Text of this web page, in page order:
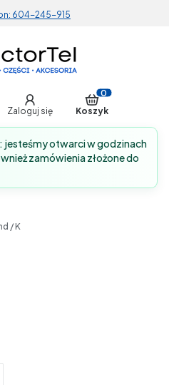
604-245-915
wyszukiwarkę
Zaloguj się
Produkty w
Koszyk
otwarci w godzinach
zamówienia złożone do
/ K